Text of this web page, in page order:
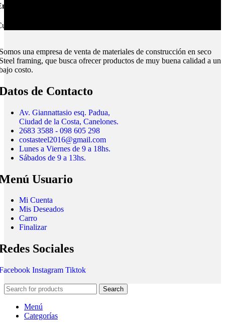
Montevideo e Interior.
todo el país.
una empresa de venta de materiales de construcción en seco
framing, que busca ofrecer productos de muy buena calidad a un
costo.
de Contacto
Av. Giannattasio esq. Padua,
Ciudad de la Costa, Canelones.
2683 3588 - 098 605 298
costasteel2016@gmail.com
Lunes a Viernes de 9 a 18hs.
Sábados de 9 a 13hs.
Usuario
Mi Cuenta
Mis Deseados
Carro
Finalizar
Sociales
Instagram Tiktok
Search
Menú
Categorías